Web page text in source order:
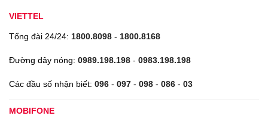
VIETTEL
Tổng đài 24/24: 1800.8098 - 1800.8168
Đường dây nóng: 0989.198.198 - 0983.198.198
Các đầu số nhận biết: 096 - 097 - 098 - 086 - 03
MOBIFONE